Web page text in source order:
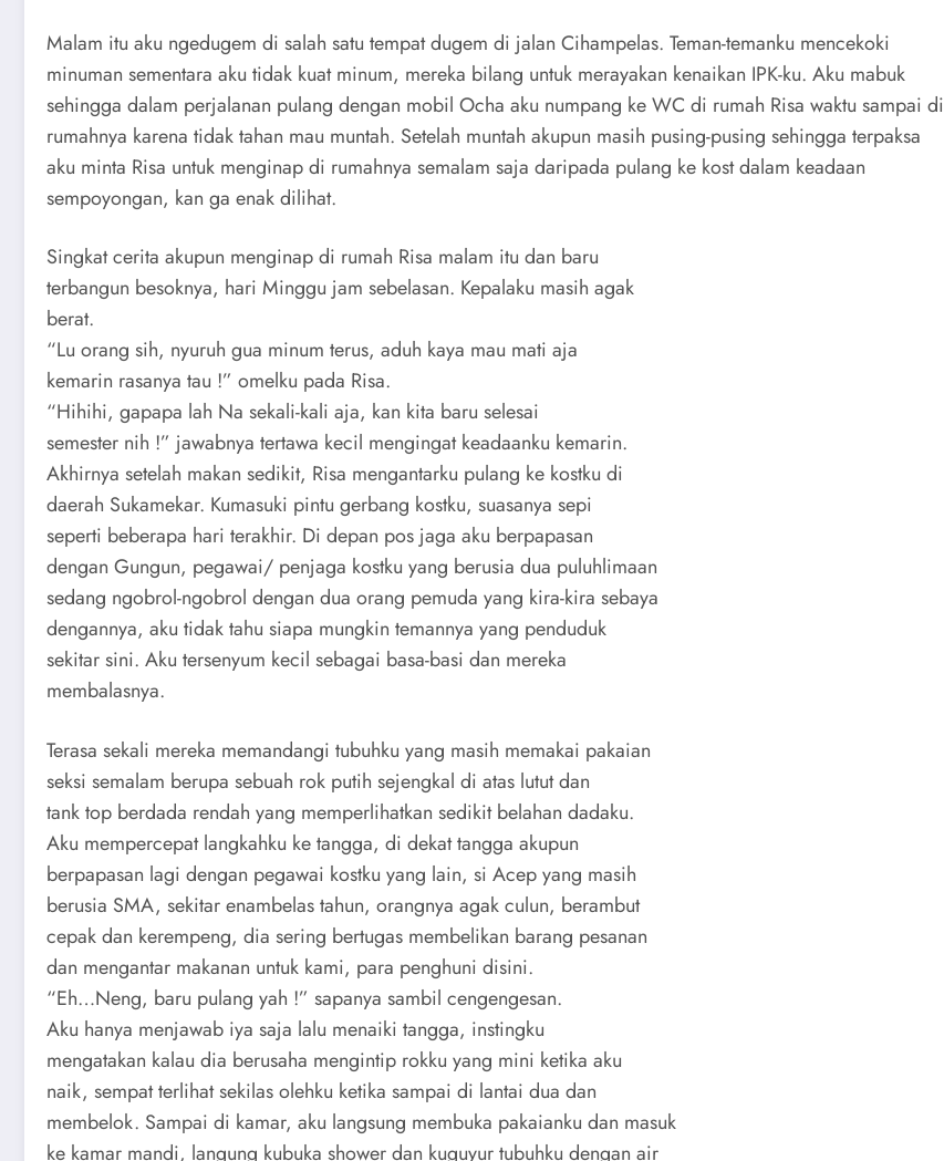
Malam itu aku ngedugem di salah satu tempat dugem di jalan Cihampelas. Teman-temanku mencekoki
minuman sementara aku tidak kuat minum, mereka bilang untuk merayakan kenaikan IPK-ku. Aku mabuk
sehingga dalam perjalanan pulang dengan mobil Ocha aku numpang ke WC di rumah Risa waktu sampai di
rumahnya karena tidak tahan mau muntah. Setelah muntah akupun masih pusing-pusing sehingga terpaksa
aku minta Risa untuk menginap di rumahnya semalam saja daripada pulang ke kost dalam keadaan
sempoyongan, kan ga enak dilihat.
Singkat cerita akupun menginap di rumah Risa malam itu dan baru
terbangun besoknya, hari Minggu jam sebelasan. Kepalaku masih agak
berat.
“Lu orang sih, nyuruh gua minum terus, aduh kaya mau mati aja
kemarin rasanya tau !” omelku pada Risa.
“Hihihi, gapapa lah Na sekali-kali aja, kan kita baru selesai
semester nih !” jawabnya tertawa kecil mengingat keadaanku kemarin.
Akhirnya setelah makan sedikit, Risa mengantarku pulang ke kostku di
daerah Sukamekar. Kumasuki pintu gerbang kostku, suasanya sepi
seperti beberapa hari terakhir. Di depan pos jaga aku berpapasan
dengan Gungun, pegawai/ penjaga kostku yang berusia dua puluhlimaan
sedang ngobrol-ngobrol dengan dua orang pemuda yang kira-kira sebaya
dengannya, aku tidak tahu siapa mungkin temannya yang penduduk
sekitar sini. Aku tersenyum kecil sebagai basa-basi dan mereka
membalasnya.
Terasa sekali mereka memandangi tubuhku yang masih memakai pakaian
seksi semalam berupa sebuah rok putih sejengkal di atas lutut dan
tank top berdada rendah yang memperlihatkan sedikit belahan dadaku.
Aku mempercepat langkahku ke tangga, di dekat tangga akupun
berpapasan lagi dengan pegawai kostku yang lain, si Acep yang masih
berusia SMA, sekitar enambelas tahun, orangnya agak culun, berambut
cepak dan kerempeng, dia sering bertugas membelikan barang pesanan
dan mengantar makanan untuk kami, para penghuni disini.
“Eh…Neng, baru pulang yah !” sapanya sambil cengengesan.
Aku hanya menjawab iya saja lalu menaiki tangga, instingku
mengatakan kalau dia berusaha mengintip rokku yang mini ketika aku
naik, sempat terlihat sekilas olehku ketika sampai di lantai dua dan
membelok. Sampai di kamar, aku langsung membuka pakaianku dan masuk
ke kamar mandi, langung kubuka shower dan kuguyur tubuhku dengan air